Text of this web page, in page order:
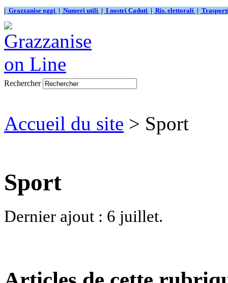
| Grazzanise oggi | Numeri utili | I nostri Caduti | Ris. elettorali |
Rechercher
Accueil du site > Sport
Sport
Dernier ajout : 6 juillet.